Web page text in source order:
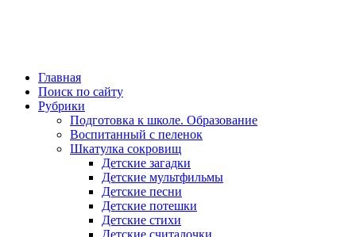
Главная
Поиск по сайту
Рубрики
Подготовка к школе. Образование
Воспитанный с пеленок
Шкатулка сокровищ
Детские загадки
Детские мультфильмы
Детские песни
Детские потешки
Детские стихи
Детские считалочки